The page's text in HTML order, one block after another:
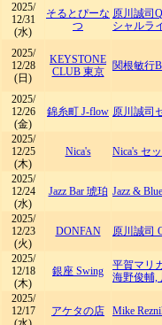
2025/
12/31
(水)
そるとぴーな
つ
原川誠司
シャルラ
2025/
12/28
(日)
KEYSTONE
CLUB 東京
関根敏行
2025/
12/26
(金)
錦糸町 J-flow 原川誠司
2025/
12/25
(木)
Nica's Nica's セ
2025/
12/24
(水)
Jazz Bar 琥珀 Jazz &
2025/
12/23
(火)
DONFAN 原川誠司
2025/
12/18
(木)
銀座 Swing
平賀マリ
海野俊輔,
2025/
12/17
アケタの店 Mike